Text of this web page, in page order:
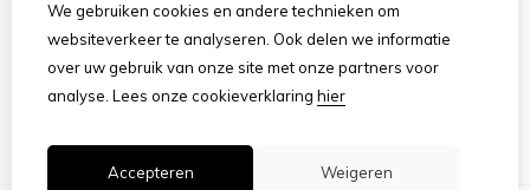
Nieuwsbrief
Klantenservice
Sitemap
We gebruiken cookies en andere technieken om
websiteverkeer te analyseren. Ook delen we informatie
over uw gebruik van onze site met onze partners voor
analyse. Lees onze cookieverklaring hier
Accepteren Weigeren